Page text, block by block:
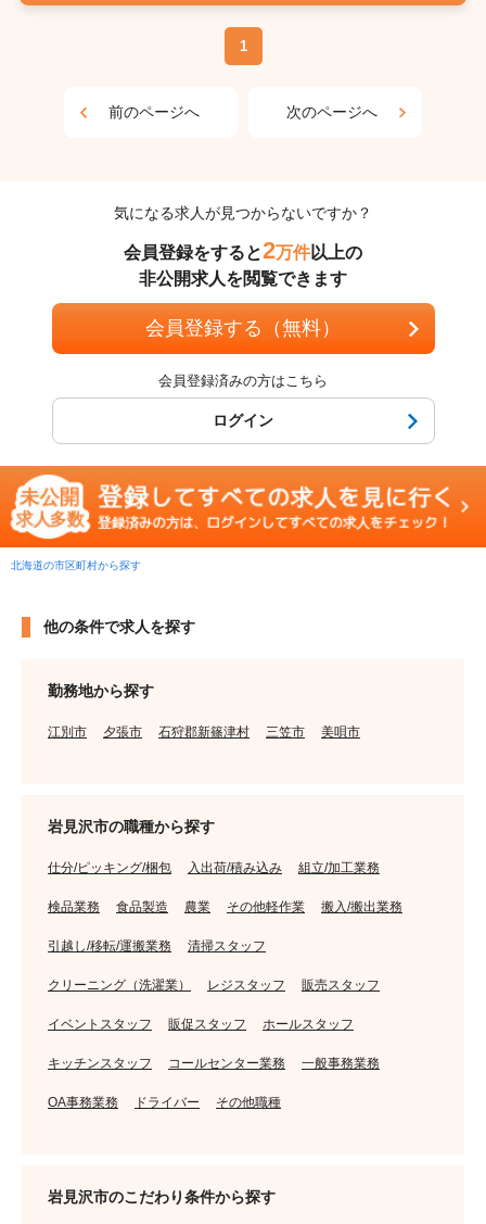
1
前のページへ 次のページへ
気になる求人が見つからないですか？
会員登録をすると2万件以上の
非公開求人を閲覧できます
会員登録する（無料）
会員登録済みの方はこちら
ログイン
北海道の市区町村から探す
他の条件で求人を探す
勤務地から探す
江別市 夕張市 石狩郡新篠津村 三笠市 美唄市
岩見沢市の職種から探す
仕分/ピッキング/梱包 入出荷/積み込み 組立/加工業務
検品業務 食品製造 農業 その他軽作業 搬入/搬出業務
引越し/移転/運搬業務 清掃スタッフ
クリーニング（洗濯業） レジスタッフ 販売スタッフ
イベントスタッフ 販促スタッフ ホールスタッフ
キッチンスタッフ コールセンター業務 一般事務業務
OA事務業務 ドライバー その他職種
岩見沢市のこだわり条件から探す